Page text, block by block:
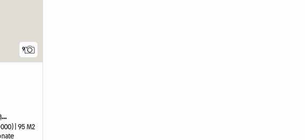
9
4-Zimmer-Wohngemeinschaft im Zentrum von Belfort
| 95 M2